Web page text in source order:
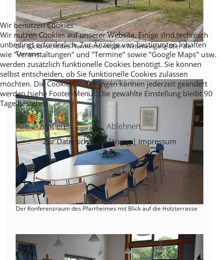
Die Rückansicht des Pfarrheims mit dem Nebeneingang über die
Terrasse
Der Konferenzraum des Pfarrheimes mit Blick auf die Holzterrasse
Wir benutzen Cookies
Wir nutzen Cookies auf unserer Website. Einige sind technisch
unbedingt erforderlich. Zur Anzeige von bestimmten Inhalten
wie "Veranstaltungen" und "Termine" sowie "Google Maps" usw.
werden zusätzlich funktionelle Cookies benötigt. Sie können
selbst entscheiden, ob Sie funktionelle Cookies zulassen
möchten. Die Cookie-Einstellungen können jederzeit geändert
werden (siehe Footer-Menü). Die gewählte Einstellung bleibt 90
Tage bestehen.
Alle akzeptieren Ablehnen
Zur Datenschutzerklärung| Impressum